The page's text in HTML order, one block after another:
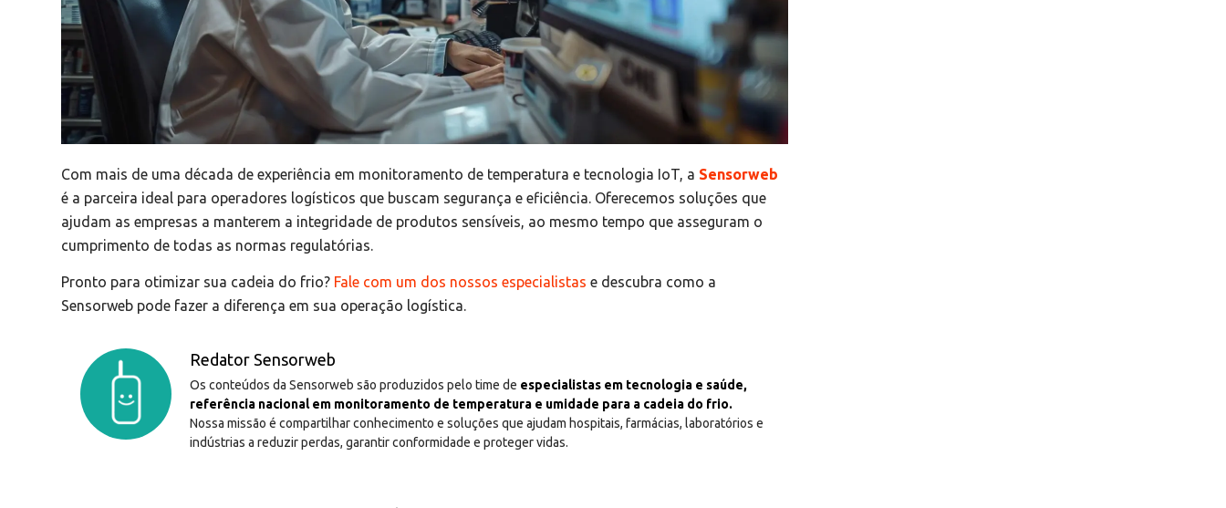
Com mais de uma década de experiência em monitoramento de temperatura e tecnologia IoT, a Sensorweb
é a parceira ideal para operadores logísticos que buscam segurança e eficiência. Oferecemos soluções que
ajudam as empresas a manterem a integridade de produtos sensíveis, ao mesmo tempo que asseguram o
cumprimento de todas as normas regulatórias.
Pronto para otimizar sua cadeia do frio? Fale com um dos nossos especialistas e descubra como a
Sensorweb pode fazer a diferença em sua operação logística.
Redator Sensorweb
Os conteúdos da Sensorweb são produzidos pelo time de especialistas em tecnologia e saúde,
referência nacional em monitoramento de temperatura e umidade para a cadeia do frio.
Nossa missão é compartilhar conhecimento e soluções que ajudam hospitais, farmácias, laboratórios e
indústrias a reduzir perdas, garantir conformidade e proteger vidas.